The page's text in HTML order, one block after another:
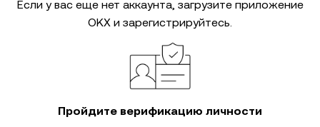
Если у вас еще нет аккаунта, загрузите приложение
OKX и зарегистрируйтесь.
Пройдите верификацию личности